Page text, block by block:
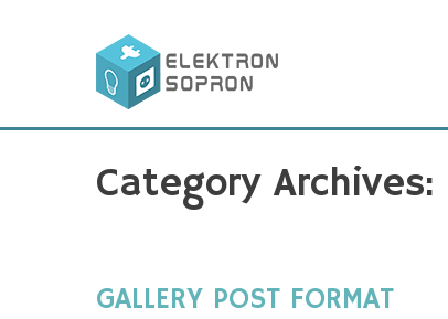
Category Archives:
GALLERY POST FORMAT